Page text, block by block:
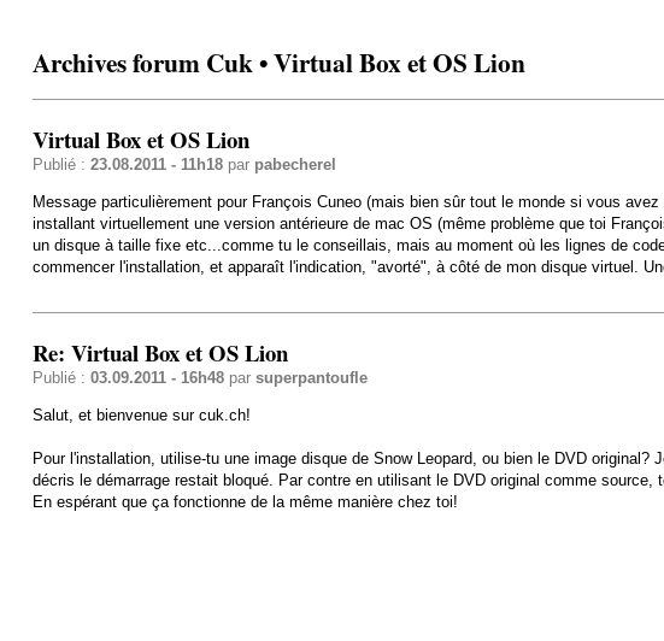
Archives forum Cuk • Virtual Box et OS Lion
Virtual Box et OS Lion
Publié : 23.08.2011 - 11h18par pabecherel
Message particulièrement pour François Cuneo (mais bien sûr tout le monde si vous
installant virtuellement une version antérieure de mac OS (même problème que toi
un disque à taille fixe etc...comme tu le conseillais, mais au moment où les lignes de
commencer l'installation, et apparaît l'indication, "avorté", à côté de mon disque virtuel.
Re: Virtual Box et OS Lion
Publié : 03.09.2011 - 16h48par superpantoufle
Salut, et bienvenue sur cuk.ch!
Pour l'installation, utilise-tu une image disque de Snow Leopard, ou bien le DVD
décris le démarrage restait bloqué. Par contre en utilisant le DVD original comme source,
En espérant que ça fonctionne de la même manière chez toi!